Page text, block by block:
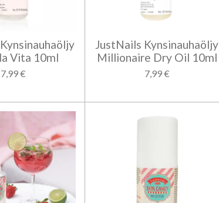
Vita 10ml
7,99 €
JustNails Kynsinauhaöljy
Millionaire Dry Oil 10ml
7,99 €